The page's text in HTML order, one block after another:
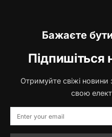
Бажаєте
Підпишіться
Отримуйте свіжі новини
свою